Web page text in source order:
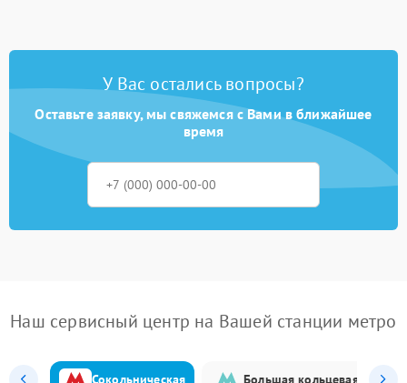
У Вас остались вопросы?
Оставьте заявку, мы свяжемся с Вами в ближайшее
время
Наш сервисный центр на Вашей станции метро
Сокольническая Большая кольцевая